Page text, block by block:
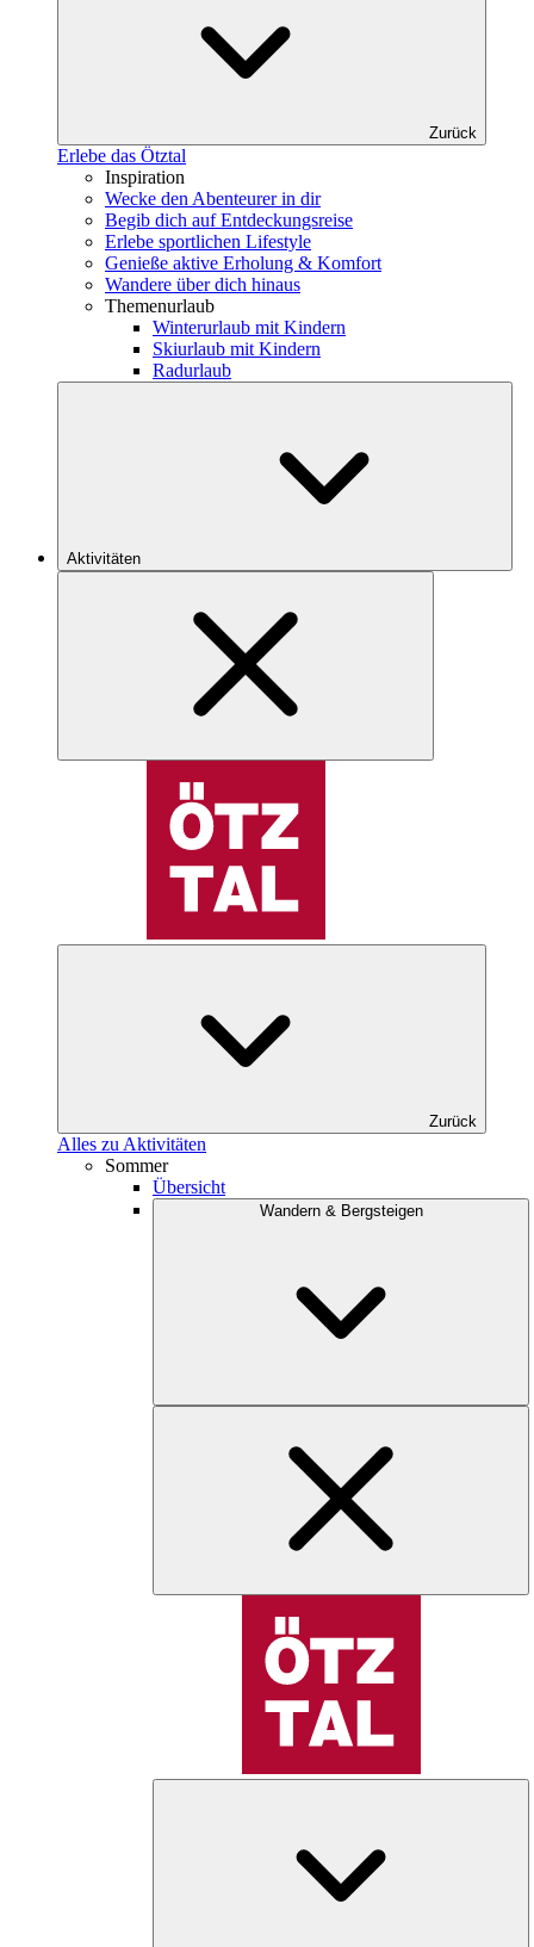
Zurück
Erlebe das Ötztal
Inspiration
Wecke den Abenteurer in dir
Begib dich auf Entdeckungsreise
Erlebe sportlichen Lifestyle
Genieße aktive Erholung & Komfort
Wandere über dich hinaus
Themenurlaub
Winterurlaub mit Kindern
Skiurlaub mit Kindern
Radurlaub
Aktivitäten
Zurück
Alles zu Aktivitäten
Sommer
Übersicht
Wandern & Bergsteigen